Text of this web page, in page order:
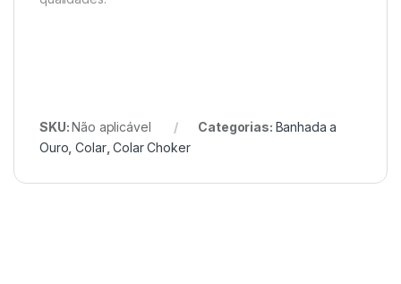
SKU:Não aplicável Categorias: Banhada a
Ouro ,Colar,Colar Choker